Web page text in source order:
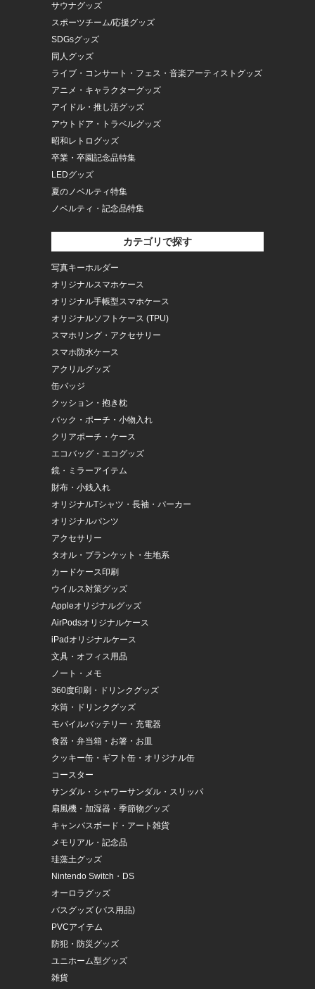
サウナグッズ
スポーツチーム/応援グッズ
SDGsグッズ
同人グッズ
ライブ・コンサート・フェス・音楽アーティストグッズ
アニメ・キャラクターグッズ
アイドル・推し活グッズ
アウトドア・トラベルグッズ
昭和レトログッズ
卒業・卒園記念品特集
LEDグッズ
夏のノベルティ特集
ノベルティ・記念品特集
カテゴリで探す
写真キーホルダー
オリジナルスマホケース
オリジナル手帳型スマホケース
オリジナルソフトケース (TPU)
スマホリング・アクセサリー
スマホ防水ケース
アクリルグッズ
缶バッジ
クッション・抱き枕
バック・ポーチ・小物入れ
クリアポーチ・ケース
エコバッグ・エコグッズ
鏡・ミラーアイテム
財布・小銭入れ
オリジナルTシャツ・長袖・パーカー
オリジナルパンツ
アクセサリー
タオル・ブランケット・生地系
カードケース印刷
ウイルス対策グッズ
Appleオリジナルグッズ
AirPodsオリジナルケース
iPadオリジナルケース
文具・オフィス用品
ノート・メモ
360度印刷・ドリンクグッズ
水筒・ドリンクグッズ
モバイルバッテリー・充電器
食器・弁当箱・お箸・お皿
クッキー缶・ギフト缶・オリジナル缶
コースター
サンダル・シャワーサンダル・スリッパ
扇風機・加湿器・季節物グッズ
キャンバスボード・アート雑貨
メモリアル・記念品
珪藻土グッズ
Nintendo Switch・DS
オーロラグッズ
バスグッズ (バス用品)
PVCアイテム
防犯・防災グッズ
ユニホーム型グッズ
雑貨